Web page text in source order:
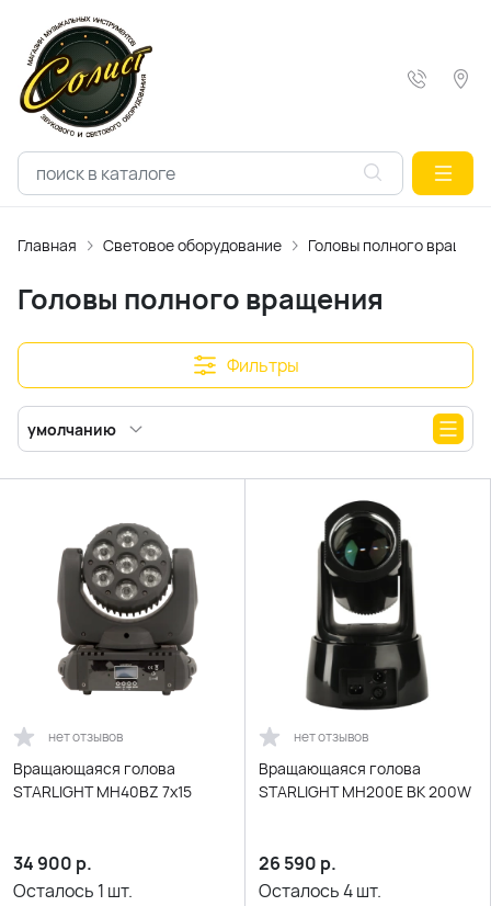
Главная Световое оборудование Головы полного
Головы полного вращения
Фильтры
умолчанию
нет отзывов
Вращающаяся голова
STARLIGHT MH40BZ 7x15
34 900 р.
Осталось 1 шт.
нет отзывов
Вращающаяся голова
STARLIGHT MH200E BK 200W
26 590 р.
Осталось4шт.